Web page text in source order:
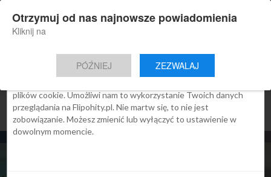
Nowa aplikacja Flipohity
Aktualne wiadomości, artykuły, TOP
Instalacja
Zgoda Szczegóły O cookies
Ta strona używa plików cookies
We Flipo robimy wszystko, aby pokazać Ci tylko te treści, które
plików cookie. Umożliwi nam to wykorzystanie Twoich danych
przeglądania na Flipohity.pl. Nie martw się, to nie jest
zobowiązanie. Możesz zmienić lub wyłączyć to ustawienie w
dowolnym momencie.
Otrzymuj od nas najnowsze powiadomienia
Kliknij na
PÓŹNIEJ ZEZWALAJ